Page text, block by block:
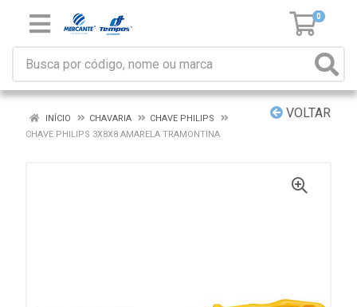
0
VOLTAR
INÍCIO CHAVARIA
CHAVE PHILIPS
CHAVE PHILIPS 3X8X8 AMARELA TRAMONTINA